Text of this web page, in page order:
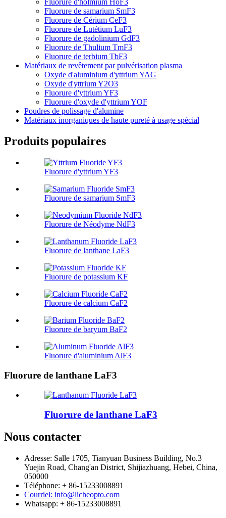
Fluorure de samarium SmF3
Fluorure de Cérium CeF3
Fluorure de Lutétium LuF3
Fluorure de gadolinium GdF3
Fluorure de Thulium TmF3
Fluorure de terbium TbF3
Matériaux de revêtement par pulvérisation plasma
Oxyde d'aluminium d'yttrium YAG
Oxyde d'yttrium Y2O3
Fluorure d'yttrium YF3
Fluorure d'oxyde d'yttrium YOF
Poudres de polissage d'alumine
Matériaux inorganiques de haute pureté à usage spécial
Produits populaires
Fluorure d'yttrium YF3
Fluorure de samarium SmF3
Fluorure de Néodyme NdF3
Fluorure de lanthane LaF3
Fluorure de potassium KF
Fluorure de calcium CaF2
Fluorure de baryum BaF2
Fluorure d'aluminium AlF3
Fluorure de lanthane LaF3
Fluorure de lanthane LaF3
Nous contacter
Adresse: Salle 1705, Tianyuan Business Building, No.3
Yuejin Road, Chang'an District, Shijiazhuang, Hebei, China,
050000
Téléphone: + 86-15233008891
Courriel: info@licheopto.com
Whatsapp: + 86-15233008891